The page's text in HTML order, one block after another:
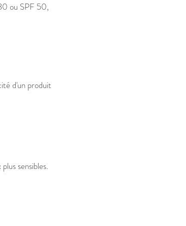
ou SPF 50,
d'un produit
sensibles.